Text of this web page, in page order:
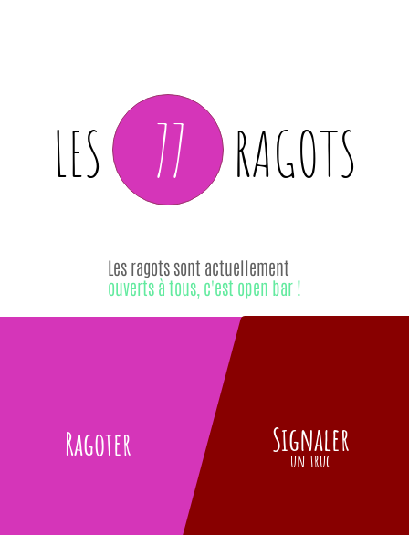
LES 77 RAGOTS
Ragoter
Les ragots sont actuellement
ouverts à tous, c'est open bar !
Signaler
un truc